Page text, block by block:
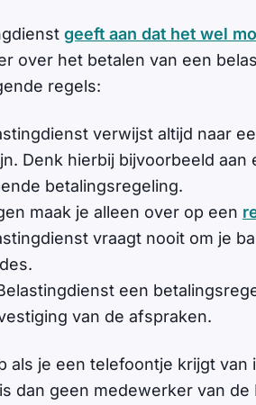
geeft aan dat het wel
over het betalen van een
regels:
verwijst altijd naar
Denk hierbij bijvoorbeeld
betalingsregeling.
maak je alleen over op een
vraagt nooit om je
een
van de afspraken.
als je een telefoontje krijgt
dan geen medewerker van de